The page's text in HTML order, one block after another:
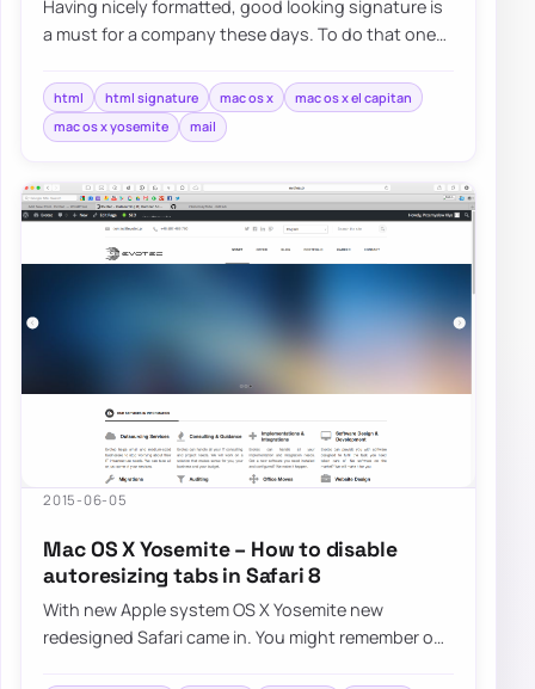
Having nicely formatted, good looking signature is
a must for a company these days. To do that one
html html signature mac os x
mac os x el capitan
mac os x yosemite
mail
2015-06-05
Mac OS X Yosemite – How to disable
autoresizing tabs in Safari 8
With new Apple system OS X Yosemite new
redesigned Safari came in. You might remember our